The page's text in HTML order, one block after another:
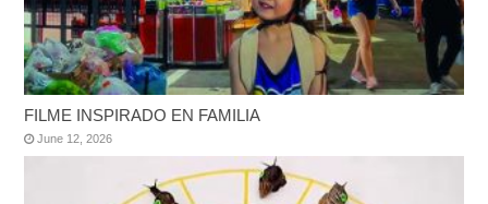
FILME INSPIRADO EN FAMILIA
June 12, 2026